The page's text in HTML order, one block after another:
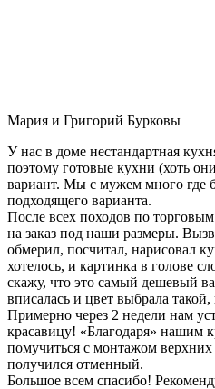
Мария и Григорий Бурковы
У нас в доме нестандартная
поэтому готовые кухни (хоть
вариант. Мы с мужем много где
подходящего варианта.
После всех походов по
на заказ под наши размеры.
обмерил, посчитал, нарисовал
хотелось, и картинка в голове
скажу, что это самый дешевый
вписалась и цвет выбрала
Примерно через 2 недели нам
красавицу! «Благодаря» нашим
помучиться с монтажом верхних
получился отменный.
Большое всем спасибо!